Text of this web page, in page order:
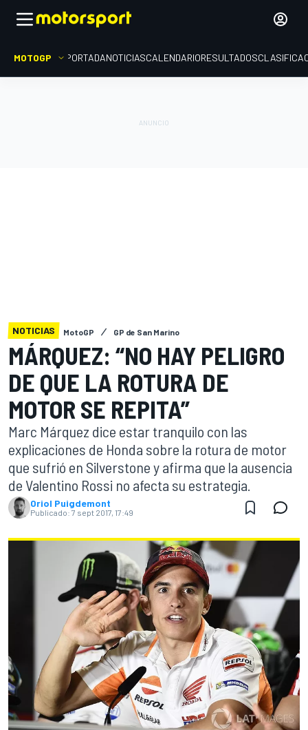
MOTOGP PORTADANOTICIASCALENDARIORESULTADOS
NOTICIAS MotoGP GP de San Marino
MÁRQUEZ: “NO HAY PELIGRO
DE QUE LA ROTURA DE
MOTOR SE REPITA”
Marc Márquez dice estar tranquilo con las
explicaciones de Honda sobre la rotura de motor
que sufrió en Silverstone y afirma que la ausencia
de Valentino Rossi no afecta su estrategia.
Oriol Puigdemont
Publicado: 7 sept 2017, 17:49